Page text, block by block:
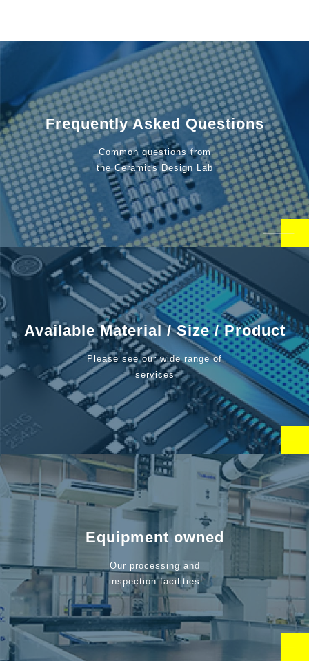
Frequently Asked Questions
Common questions from
the Ceramics Design Lab
Available Material / Size / Product
Please see our wide range of
services
Equipment owned
Our processing and
inspection facilities